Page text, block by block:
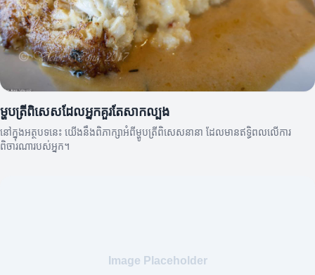
ម្ហូបត្រីពិសេសដែលអ្នកគួរតែសាកល្បង
នៅក្នុងអត្ថបទនេះ យើងនឹងពិភាក្សាអំពីម្ហូបត្រីពិសេសនានា ដែលមានឥទ្ធិពលលើការ
ពិចារណារបស់អ្នក។